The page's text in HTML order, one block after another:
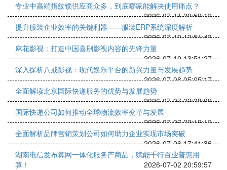
专业中高端指纹锁供应商众多，到底哪家能解决使用痛点？
2026-07-11 20:59:12
提升服装企业效率的关键利器——服装ERP系统深度解析
2026-07-10 13:51:43
麻花影视：打造中国喜剧影视内容的先锋力量
2026-07-10 13:51:27
深入探析八戒影视：现代娱乐平台的新兴力量与发展趋势
2026-07-08 05:05:17
全面解读北京国际快递服务的优势与发展趋势
2026-07-07 22:28:09
国际快递公司如何推动全球物流效率变革与发展
2026-07-07 22:19:12
全面解析品牌营销策划公司如何助力企业实现市场突破
2026-07-06 17:41:36
湖南电信发布算网一体化服务产商品，赋能千行百业普惠用
算！
2026-07-02 20:59:57